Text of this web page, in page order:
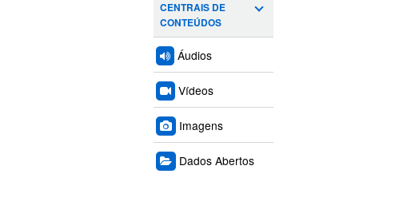
CENTRAIS DE
CONTEÚDOS
Áudios
Vídeos
Imagens
Dados Abertos